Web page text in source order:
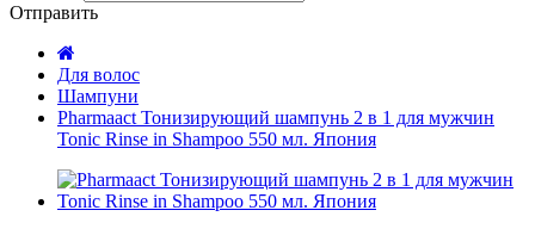
Отправить
Для волос
Шампуни
Pharmaact Тонизирующий шампунь 2 в 1 для мужчин
Tonic Rinse in Shampoo 550 мл. Япония